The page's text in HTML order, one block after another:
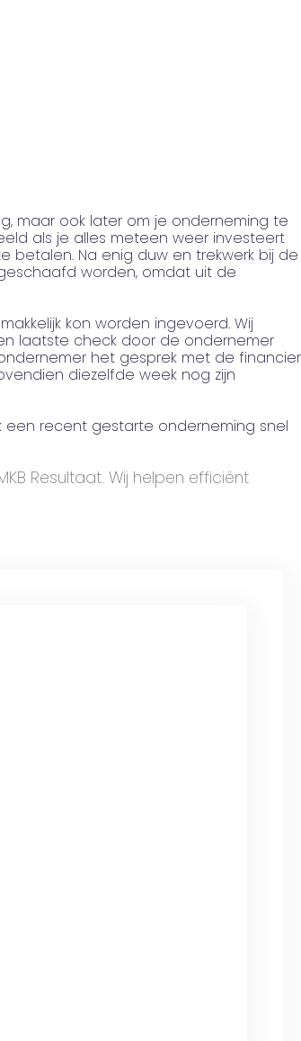
maar ook later om je onderneming te
als je alles meteen weer investeert
Na enig duw en trekwerk bij de
worden, omdat uit de
kon worden ingevoerd. Wij
laatste check door de ondernemer
het gesprek met de financier
diezelfde week nog zijn
recent gestarte onderneming snel
Resultaat. Wij helpen efficiënt